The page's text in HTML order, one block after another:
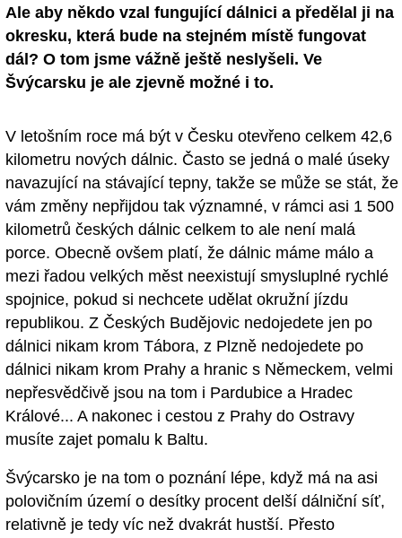
Ale aby někdo vzal fungující dálnici a předělal ji na
okresku, která bude na stejném místě fungovat
dál? O tom jsme vážně ještě neslyšeli. Ve
Švýcarsku je ale zjevně možné i to.
V letošním roce má být v Česku otevřeno celkem 42,6
kilometru nových dálnic. Často se jedná o malé úseky
navazující na stávající tepny, takže se může se stát, že
vám změny nepřijdou tak významné, v rámci asi 1 500
kilometrů českých dálnic celkem to ale není malá
porce. Obecně ovšem platí, že dálnic máme málo a
mezi řadou velkých měst neexistují smysluplné rychlé
spojnice, pokud si nechcete udělat okružní jízdu
republikou. Z Českých Budějovic nedojedete jen po
dálnici nikam krom Tábora, z Plzně nedojedete po
dálnici nikam krom Prahy a hranic s Německem, velmi
nepřesvědčivě jsou na tom i Pardubice a Hradec
Králové... A nakonec i cestou z Prahy do Ostravy
musíte zajet pomalu k Baltu.
Švýcarsko je na tom o poznání lépe, když má na asi
polovičním území o desítky procent delší dálniční síť,
relativně je tedy víc než dvakrát hustší. Přesto